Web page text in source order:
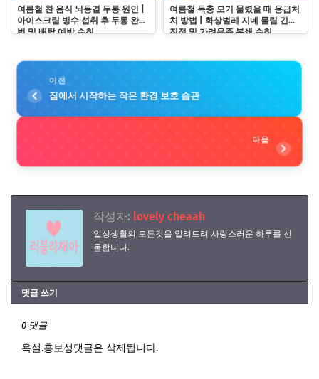
여름철 찬 음식 뇌동결 두통 원인 |
아이스크림 빙수 섭취 후 두통 완화
법 및 배탈 예방 수칙
여름철 독충 모기 물렸을 때 응급처
치 방법 | 화상벌레 지네 물림 긴급
진정 및 가려움증 봉쇄 수칙
이전
집에서 시작하는 작은 환경 보호 습관
다음
작성자: lovely cheaah
일상생활의 모든것을 알려드려 사랑스러운 하루를 선
물합니다.
댓글 쓰기
0 댓글
욕설.홍보성댓글은 삭제됩니다.